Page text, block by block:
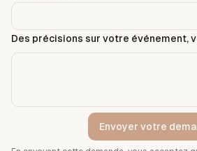
Des précisions sur votre événement,
Envoyer votre